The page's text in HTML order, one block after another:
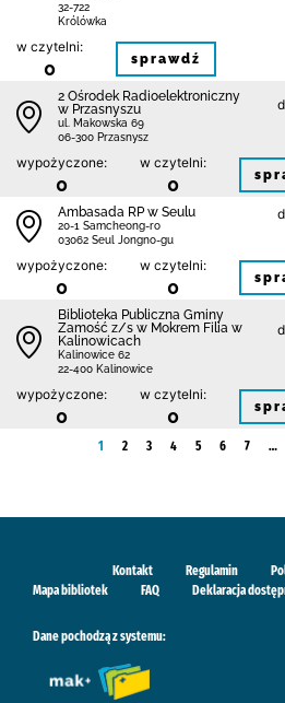
32-722
Królówka
w czytelni:
0 sprawdź
2 Ośrodek Radioelektroniczny
w Przasnyszu
ul. Makowska 69
06-300 Przasnysz
wypożyczone:
0
w czytelni:
0
Ambasada RP w Seulu
20-1 Samcheong-ro
03062 Seul Jongno-gu
wypożyczone:
0
w czytelni:
0
Biblio­teka Publiczna Gminy
Zamość z/s w Mokrem Filia w
Kalinowicach
Kalinowice 62
22-400 Kalinowice
wypożyczone:
0
w czytelni:
0
1 2 3 4 5 6 7 …
Kontakt Regulamin
Mapa bibliotek
FAQ Deklaracja
Dane pochodzą z systemu: